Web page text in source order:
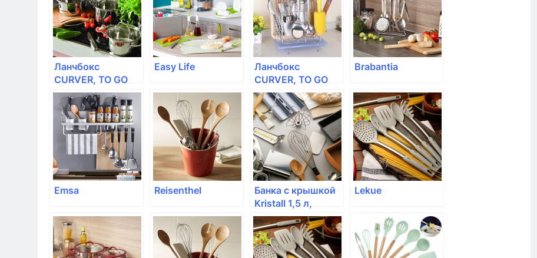
Ланчбокс
CURVER, TO GO
1,0л,
прямоугольный
(зеленый)
Easy Life
Ланчбокс
CURVER, TO GO
1,1л, квадратный
(голубой)
Brabantia
Emsa Reisenthel
Банка с крышкой
Kristall 1,5 л,
стекло
Lekue